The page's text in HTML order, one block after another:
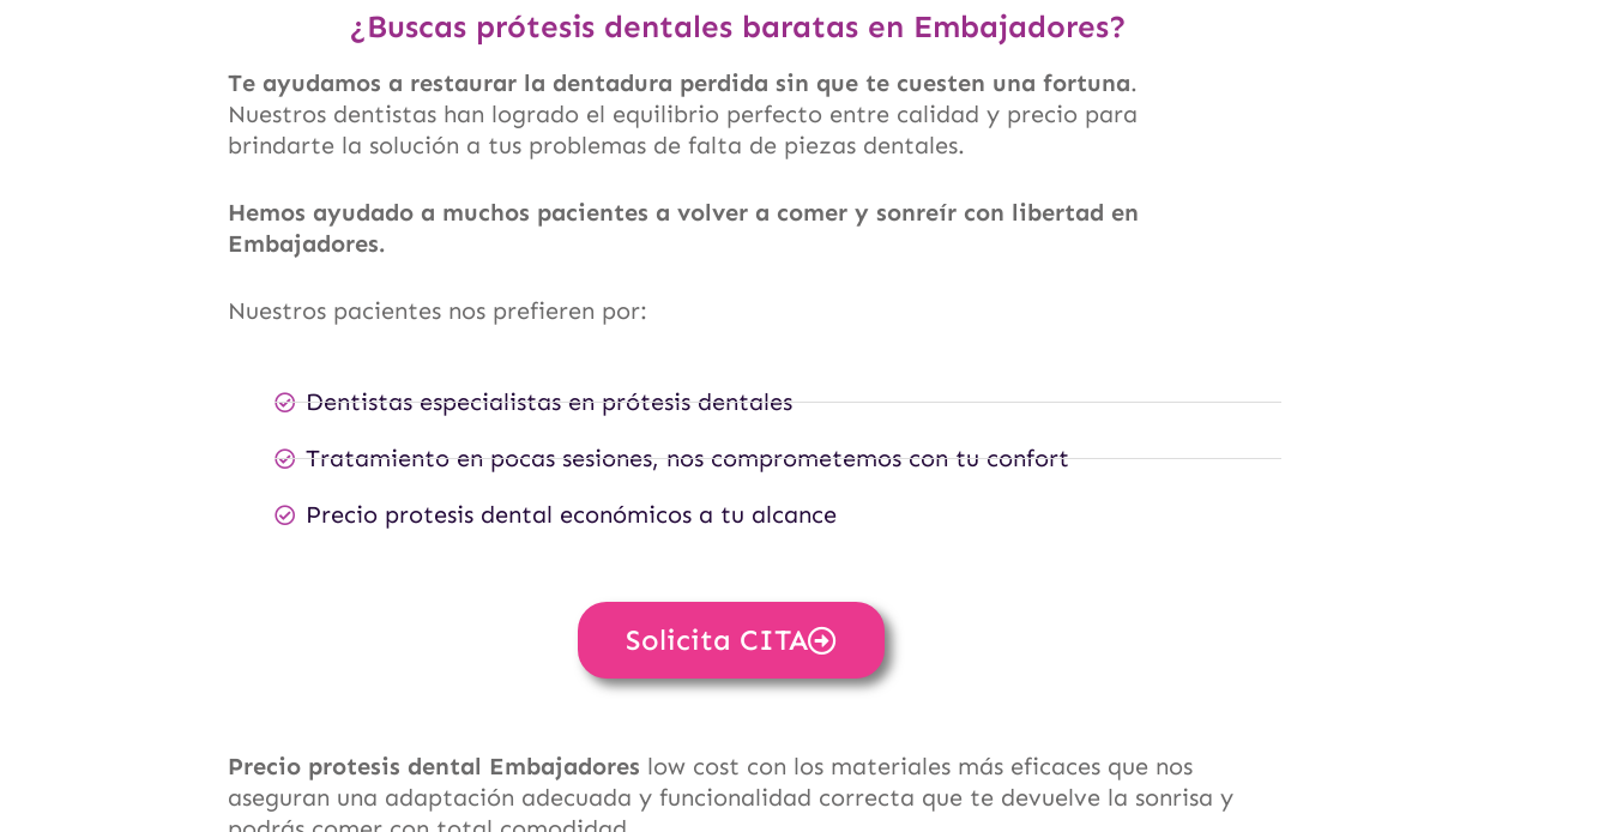
¿Buscas prótesis dentales baratas en Embajadores?
Te ayudamos a restaurar la dentadura perdida sin que te cuesten una fortuna.
Nuestros dentistas han logrado el equilibrio perfecto entre calidad y precio para
brindarte la solución a tus problemas de falta de piezas dentales.
Hemos ayudado a muchos pacientes a volver a comer y sonreír con libertad en
Embajadores.
Nuestros pacientes nos prefieren por:
Dentistas especialistas en prótesis dentales
Tratamiento en pocas sesiones, nos comprometemos con tu confort
Precio protesis dental económicos a tu alcance
Solicita CITA
Precio protesis dental Embajadores low cost con los materiales más eficaces que nos
aseguran una adaptación adecuada y funcionalidad correcta que te devuelve la sonrisa y